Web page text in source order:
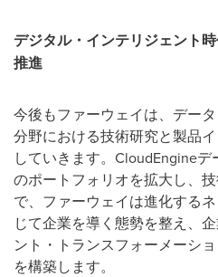
デジタル・インテリジェント
推進
今後もファーウェイは、デー
分野における技術研究と製品
していきます。CloudEngine
のポートフォリオを拡大し、
で、ファーウェイは進化する
じて企業を導く態勢を整え、
ント・トランスフォーメーシ
を構築します。